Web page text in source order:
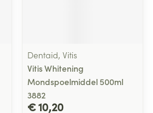
Dentaid, Vitis
Vitis Whitening
Mondspoelmiddel 500ml
3882
€ 10,20